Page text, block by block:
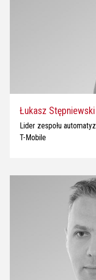
Łukasz Stępniewski
Lider zespołu
T-Mobile